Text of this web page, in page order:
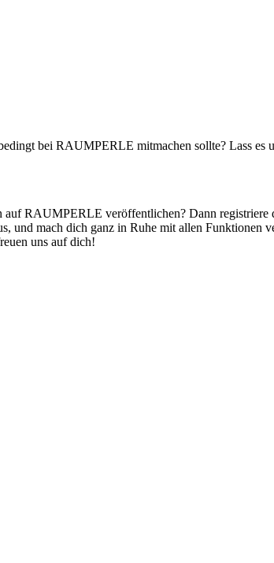
bei RAUMPERLE mitmachen sollte? Lass es
RAUMPERLE veröffentlichen? Dann registriere
und mach dich ganz in Ruhe mit allen Funktionen
uns auf dich!